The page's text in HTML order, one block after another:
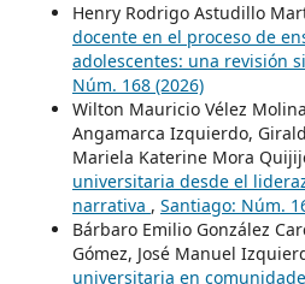
Henry Rodrigo Astudillo
docente en el proceso de
adolescentes: una revisión
Núm. 168 (2026)
Wilton Mauricio Vélez
Angamarca Izquierdo,
Mariela Katerine Mora
universitaria desde el
narrativa , Santiago: Núm.
Bárbaro Emilio González
Gómez, José Manuel
universitaria en